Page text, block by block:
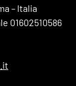
– Italia
01602510586